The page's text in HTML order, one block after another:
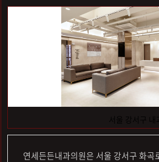
서울 강서구 내
연세든든내과의원은 서울 강서구 화곡